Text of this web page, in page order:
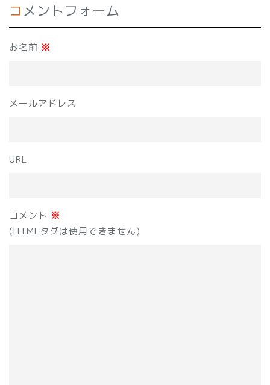
コメントフォーム
お名前 ※
メールアドレス
URL
コメント ※
(HTMLタグは使用できません)